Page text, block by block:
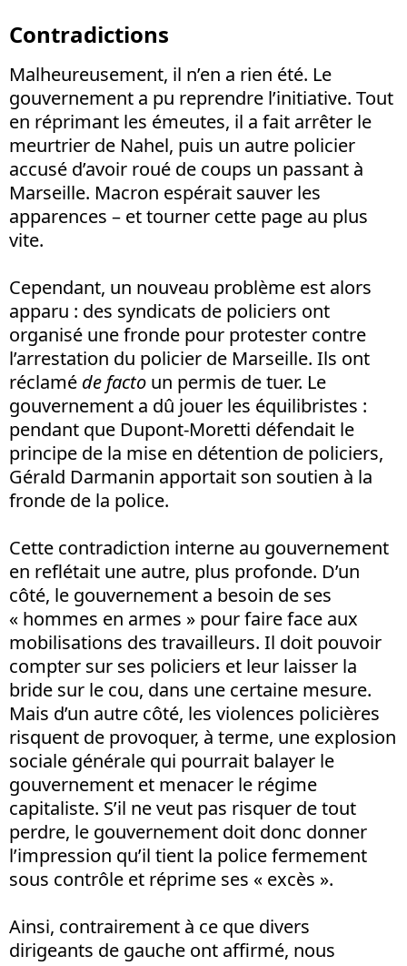
Contradictions
Malheureusement, il n’en a rien été. Le
gouvernement a pu reprendre l’initiative. Tout
en réprimant les émeutes, il a fait arrêter le
meurtrier de Nahel, puis un autre policier
accusé d’avoir roué de coups un passant à
Marseille. Macron espérait sauver les
apparences – et tourner cette page au plus
vite.
Cependant, un nouveau problème est alors
apparu : des syndicats de policiers ont
organisé une fronde pour protester contre
l’arrestation du policier de Marseille. Ils ont
réclamé de facto un permis de tuer. Le
gouvernement a dû jouer les équilibristes :
pendant que Dupont-Moretti défendait le
principe de la mise en détention de policiers,
Gérald Darmanin apportait son soutien à la
fronde de la police.
Cette contradiction interne au gouvernement
en reflétait une autre, plus profonde. D’un
côté, le gouvernement a besoin de ses
« hommes en armes » pour faire face aux
mobilisations des travailleurs. Il doit pouvoir
compter sur ses policiers et leur laisser la
bride sur le cou, dans une certaine mesure.
Mais d’un autre côté, les violences policières
risquent de provoquer, à terme, une explosion
sociale générale qui pourrait balayer le
gouvernement et menacer le régime
capitaliste. S’il ne veut pas risquer de tout
perdre, le gouvernement doit donc donner
l’impression qu’il tient la police fermement
sous contrôle et réprime ses « excès ».
Ainsi, contrairement à ce que divers
dirigeants de gauche ont affirmé, nous